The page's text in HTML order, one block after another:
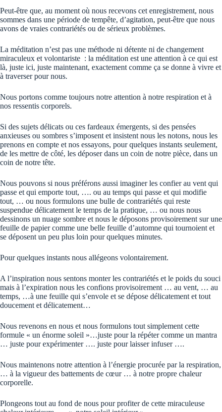
Peut-être que, au moment où nous recevons cet enregistrement, nous
sommes dans une période de tempête, d’agitation, peut-être que nous
avons de vraies contrariétés ou de sérieux problèmes.
La méditation n’est pas une méthode ni détente ni de changement
miraculeux et volontariste : la méditation est une attention à ce qui est
là, juste ici, juste maintenant, exactement comme ça se donne à vivre et
à traverser pour nous.
Nous portons comme toujours notre attention à notre respiration et à
nos ressentis corporels.
Si des sujets délicats ou ces fardeaux émergents, si des pensées
anxieuses ou sombres s’imposent et insistent nous les notons, nous les
prenons en compte et nos essayons, pour quelques instants seulement,
de les mettre de côté, les déposer dans un coin de notre pièce, dans un
coin de notre tête.
Nous pouvons si nous préférons aussi imaginer les confier au vent qui
passe et qui emporte tout, …. ou au temps qui passe et qui modifie
tout, … ou nous formulons une bulle de contrariétés qui reste
suspendue délicatement le temps de la pratique, … ou nous nous
dessinons un nuage sombre et nous le déposons provisoirement sur une
feuille de papier comme une belle feuille d’automne qui tournoient et
se déposent un peu plus loin pour quelques minutes.
Pour quelques instants nous allégeons volontairement.
A l’inspiration nous sentons monter les contrariétés et le poids du souci
mais à l’expiration nous les confions provisoirement … au vent, … au
temps, …à une feuille qui s’envole et se dépose délicatement et tout
doucement et délicatement…
Nous revenons en nous et nous formulons tout simplement cette
formule « un énorme soleil »…juste pour la répéter comme un mantra
… juste pour expérimenter …. juste pour laisser infuser ….
Nous maintenons notre attention à l’énergie procurée par la respiration,
… à la vigueur des battements de cœur … à notre propre chaleur
corporelle.
Plongeons tout au fond de nous pour profiter de cette miraculeuse